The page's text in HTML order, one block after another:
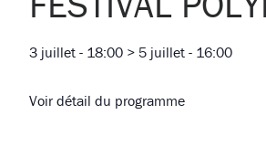
3 juillet - 18:00 >5 juillet - 16:00
Voir détail du programme